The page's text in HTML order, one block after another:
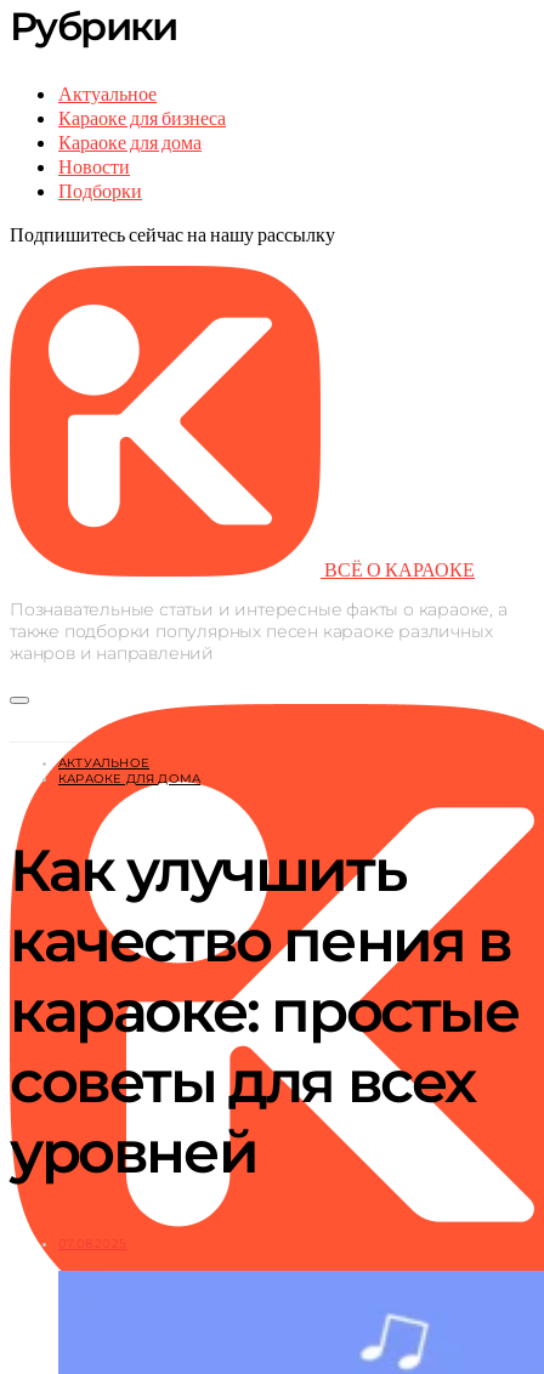
Рубрики
Актуальное
Караоке для бизнеса
Караоке для дома
Новости
Подборки
Подпишитесь сейчас на нашу рассылку
ВСЁ О КАРАОКЕ
Познавательные статьи и интересные факты о караоке, а
также подборки популярных песен караоке различных
жанров и направлений
АКТУАЛЬНОЕ
КАРАОКЕ ДЛЯ ДОМА
Как улучшить
качество пения в
караоке: простые
советы для всех
уровней
07.08.2025